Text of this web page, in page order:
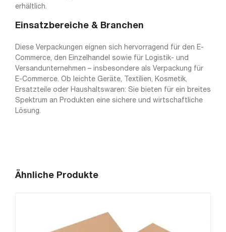
erhältlich.
Einsatzbereiche & Branchen
Diese Verpackungen eignen sich hervorragend für den E-
Commerce, den Einzelhandel sowie für Logistik- und
Versandunternehmen – insbesondere als Verpackung für
E-Commerce. Ob leichte Geräte, Textilien, Kosmetik,
Ersatzteile oder Haushaltswaren: Sie bieten für ein breites
Spektrum an Produkten eine sichere und wirtschaftliche
Lösung.
Ähnliche Produkte